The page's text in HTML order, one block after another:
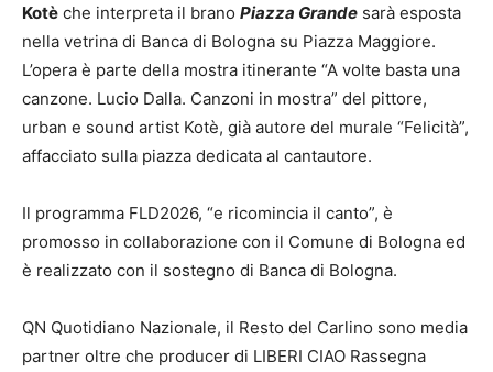
Kotè che interpreta il brano Piazza Grande sarà esposta
nella vetrina di Banca di Bologna su Piazza Maggiore.
L’opera è parte della mostra itinerante “A volte basta una
canzone. Lucio Dalla. Canzoni in mostra” del pittore,
urban e sound artist Kotè, già autore del murale “Felicità”,
affacciato sulla piazza dedicata al cantautore.
Il programma FLD2026, “e ricomincia il canto”, è
promosso in collaborazione con il Comune di Bologna ed
è realizzato con il sostegno di Banca di Bologna.
QN Quotidiano Nazionale, il Resto del Carlino sono media
partner oltre che producer di LIBERI CIAO Rassegna